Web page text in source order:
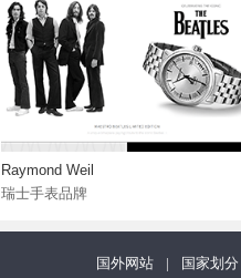
Raymond Weil
瑞士手表品牌
国外网站 | 国家划分